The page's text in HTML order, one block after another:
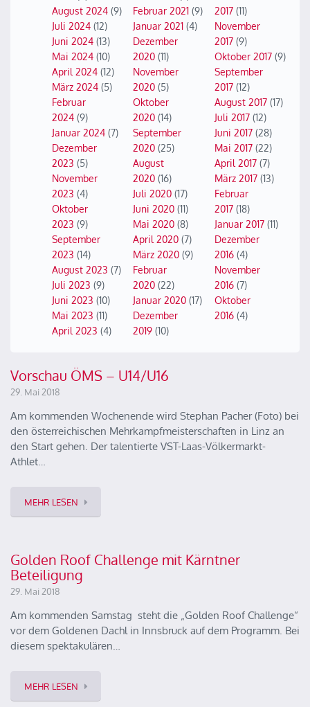
August 2024 (9)
Juli 2024 (12)
Juni 2024 (13)
Mai 2024 (10)
April 2024 (12)
März 2024 (5)
Februar
2024 (9)
Januar 2024 (7)
Dezember
2023 (5)
November
2023 (4)
Oktober
2023 (9)
September
2023 (14)
August 2023 (7)
Juli 2023 (9)
Juni 2023 (10)
Mai 2023 (11)
April 2023 (4)
Februar 2021 (9)
Januar 2021 (4)
Dezember
2020 (11)
November
2020 (5)
Oktober
2020 (14)
September
2020 (25)
August
2020 (16)
Juli 2020 (17)
Juni 2020 (11)
Mai 2020 (8)
April 2020 (7)
März 2020 (9)
Februar
2020 (22)
Januar 2020 (17)
Dezember
2019 (10)
2017(11)
November
2017(9)
Oktober 2017(9)
September
2017(12)
August 2017(17)
Juli 2017(12)
Juni 2017(28)
Mai 2017(22)
April 2017(7)
März 2017(13)
Februar
2017(18)
Januar 2017(11)
Dezember
2016(4)
November
2016(7)
Oktober
2016(4)
Vorschau ÖMS – U14/U16
29. Mai 2018
Am kommenden Wochenende wird Stephan Pacher (Foto) bei
den österreichischen Mehrkampfmeisterschaften in Linz an
den Start gehen. Der talentierte VST-Laas-Völkermarkt-
Athlet…
MEHR LESEN
Golden Roof Challenge mit Kärntner
Beteiligung
29. Mai 2018
Am kommenden Samstag steht die „Golden Roof Challenge“
vor dem Goldenen Dachl in Innsbruck auf dem Programm. Bei
diesem spektakulären…
MEHR LESEN